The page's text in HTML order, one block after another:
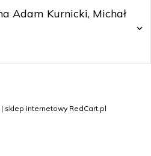
Adam Kurnicki, Michał
| sklep internetowy RedCart.pl